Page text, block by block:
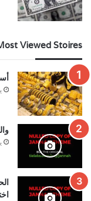
Viewed Stoires